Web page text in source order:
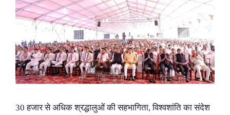
30 हजार से अधिक श्रद्धालुओं की सहभागिता, विश्वशांति का संदेश